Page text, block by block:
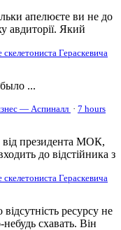
апелюєте ви не до
авдиторії. Який
Гераскевича
...
— Аспиналл · 7 hours
президента МОК,
до відстійника з
Гераскевича
ресурсу не
схавать. Він